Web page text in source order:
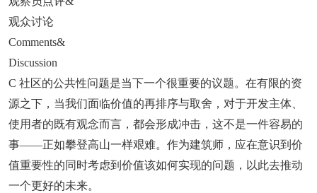
观众讨论
Comments&
Discussion
C 社区的公共性问题是当下一个很重要的议题。在有限的资
源之下，当我们面临价值的再排序与取舍，对于开发主体、
使用者的既有观念而言，都会形成冲击，这不是一件容易的
事——正如攀登高山一样艰难。作为建筑师，应在意识到价
值重要性的同时考虑到价值该如何实现的问题，以此去推动
一个更好的未来。